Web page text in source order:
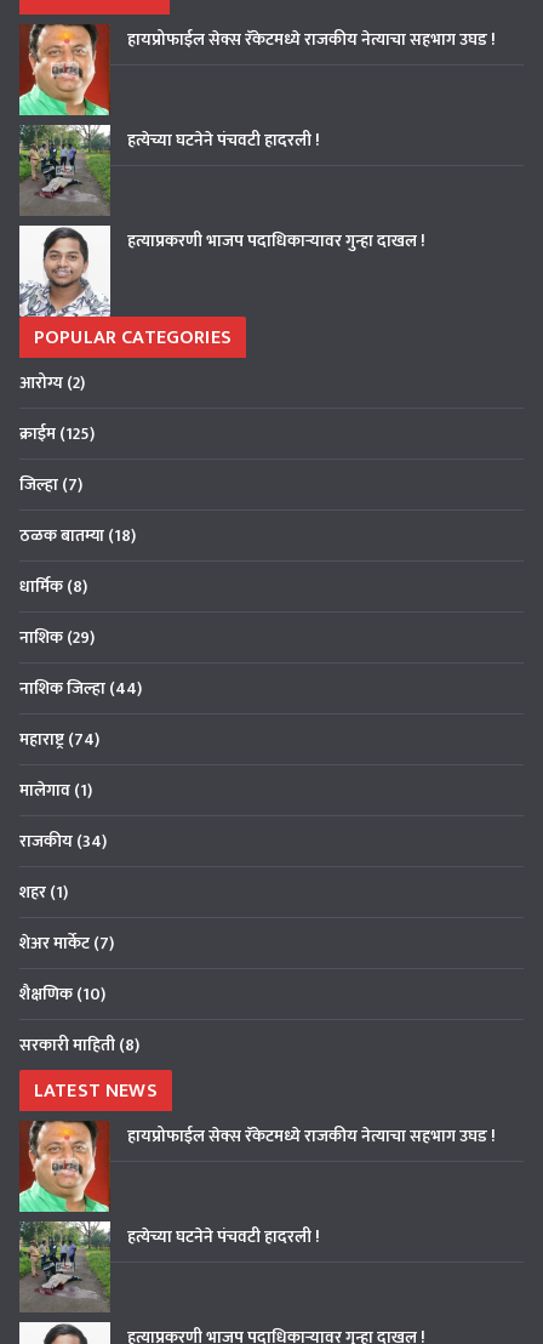
हायप्रोफाईल सेक्स रॅकेटमध्ये राजकीय नेत्याचा सहभाग उघड !
हत्येच्या घटनेने पंचवटी हादरली !
हत्याप्रकरणी भाजप पदाधिकाऱ्यावर गुन्हा दाखल !
POPULAR CATEGORIES
आरोग्य(2)
क्राईम(125)
जिल्हा(7)
ठळक बातम्या(18)
धार्मिक(8)
नाशिक(29)
नाशिक जिल्हा(44)
महाराष्ट्र(74)
मालेगाव(1)
राजकीय(34)
शहर(1)
शेअर मार्केट(7)
शैक्षणिक(10)
सरकारी माहिती(8)
LATEST NEWS
हायप्रोफाईल सेक्स रॅकेटमध्ये राजकीय नेत्याचा सहभाग उघड !
हत्येच्या घटनेने पंचवटी हादरली !
हत्याप्रकरणी भाजप पदाधिकाऱ्यावर गुन्हा दाखल !